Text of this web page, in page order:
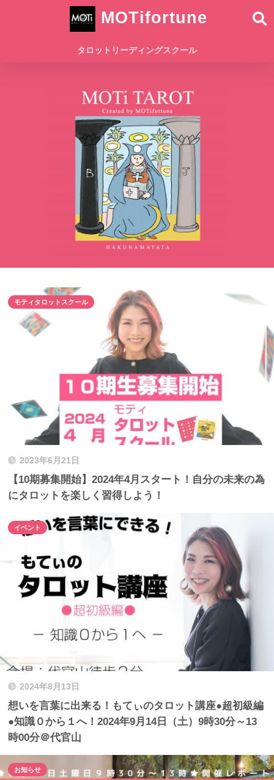
MOTifortune
タロットリーディングスクール
2023年6月21日
【10期募集開始】2024年4月スタート！自分の未来の為
にタロットを楽しく習得しよう！
モティタロットスクール
2024年8月13日
想いを言葉に出来る！もてぃのタロット講座●超初級編
●知識０から１へ！2024年9月14日（土）9時30分～13
時00分＠代官山
イベント
お知らせ